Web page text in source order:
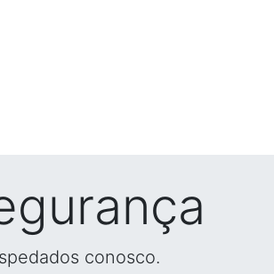
conosco.